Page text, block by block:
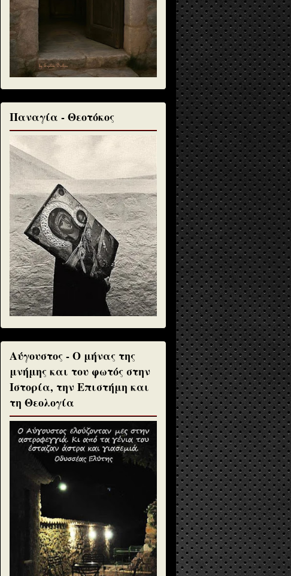
Παναγία - Θεοτόκος
Αύγουστος - Ο μήνας της
μνήμης και του φωτός στην
Ιστορία, την Επιστήμη και
τη Θεολογία